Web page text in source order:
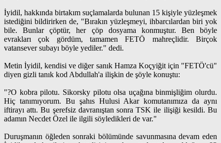
İyidil, hakkında birtakım suçlamalarda bulunan 15 kişiyle yüzleşmek
istediğini bildirirken de, "Bırakın yüzleşmeyi, ihbarcılardan biri yok
bile. Bunlar çöptür, her çöp dosyama konmuştur. Ben böyle
evrakları çok gördüm, tamamen FETÖ mahreçlidir. Birçok
vatansever subayı böyle yediler." dedi.
Metin İyidil, kendisi ve diğer sanık Hamza Koçyiğit için "FETÖ'cü"
diyen gizli tanık kod Abdullah'a ilişkin de şöyle konuştu:
"?O kobra pilotu. Sikorsky pilotu olsa uçağına binmişliğim olurdu.
Hiç tanımıyorum. Bu şahıs Hulusi Akar komutanımıza da aynı
iftirayı attı. Bu şerefsiz davranıştan sonra TSK ile ilişiği kesildi. Bu
adamın Necdet Özel ile ilgili söyledikleri de var."
Duruşmanın öğleden sonraki bölümünde savunmasına devam eden